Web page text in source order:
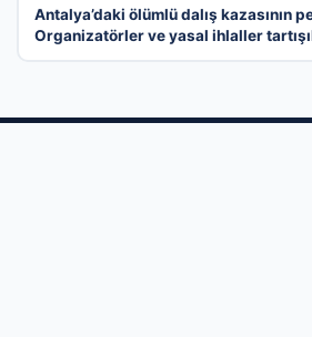
Antalya’daki ölümlü dalış kazasının
Organizatörler ve yasal ihlaller